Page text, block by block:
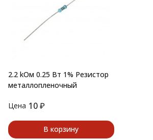
2.2 kОм 0.25 Вт 1% Резистор
металлопленочный
Цена 10₽
В корзину